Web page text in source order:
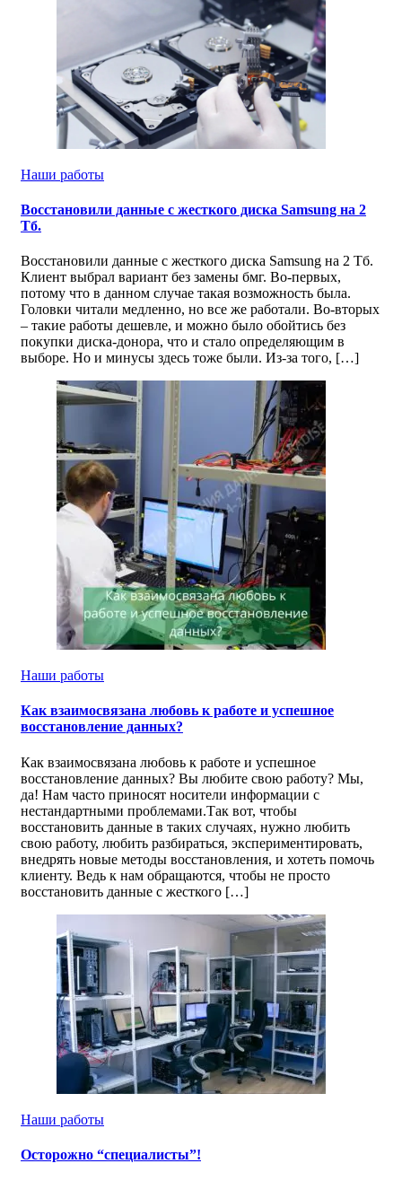
Наши работы
Восстановили данные с жесткого диска Samsung на 2
Тб.
Восстановили данные с жесткого диска Samsung на 2 Тб.
Клиент выбрал вариант без замены бмг. Во-первых,
потому что в данном случае такая возможность была.
Головки читали медленно, но все же работали. Во-вторых
– такие работы дешевле, и можно было обойтись без
покупки диска-донора, что и стало определяющим в
выборе. Но и минусы здесь тоже были. Из-за того, […]
Наши работы
Как взаимосвязана любовь к работе и успешное
восстановление данных?
Как взаимосвязана любовь к работе и успешное
восстановление данных? Вы любите свою работу? Мы,
да! Нам часто приносят носители информации с
нестандартными проблемами.Так вот, чтобы
восстановить данные в таких случаях, нужно любить
свою работу, любить разбираться, экспериментировать,
внедрять новые методы восстановления, и хотеть помочь
клиенту. Ведь к нам обращаются, чтобы не просто
восстановить данные с жесткого […]
Наши работы
Осторожно “специалисты”!